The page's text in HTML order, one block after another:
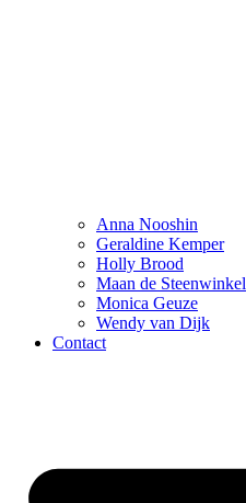
Anna Nooshin
Geraldine Kemper
Holly Brood
Maan de Steenwinkel
Monica Geuze
Wendy van Dijk
Contact